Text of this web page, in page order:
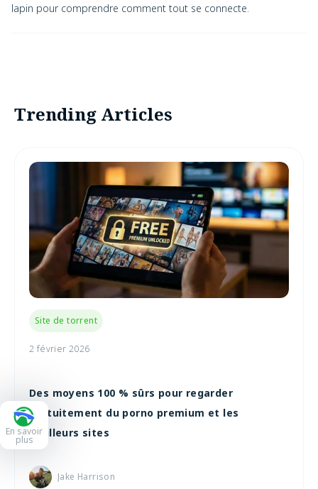
lapin pour comprendre comment tout se connecte.
Trending Articles
Site de torrent
2 février 2026
Des moyens 100 % sûrs pour regarder
gratuitement du porno premium et les
meilleurs sites
Jake Harrison
En savoir
plus